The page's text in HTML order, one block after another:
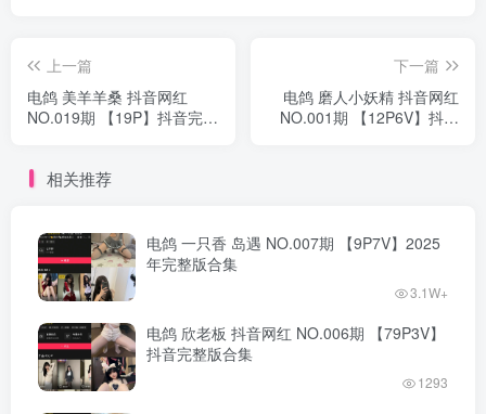
上一篇
电鸽 美羊羊桑 抖音网红
NO.019期 【19P】抖音完整
下一篇
电鸽 磨人小妖精 抖音网红
NO.001期 【12P6V】抖音
相关推荐
电鸽 一只香 岛遇 NO.007期 【9P7V】2025
年完整版合集
3.1W+
电鸽 欣老板 抖音网红 NO.006期 【79P3V】
抖音完整版合集
1293